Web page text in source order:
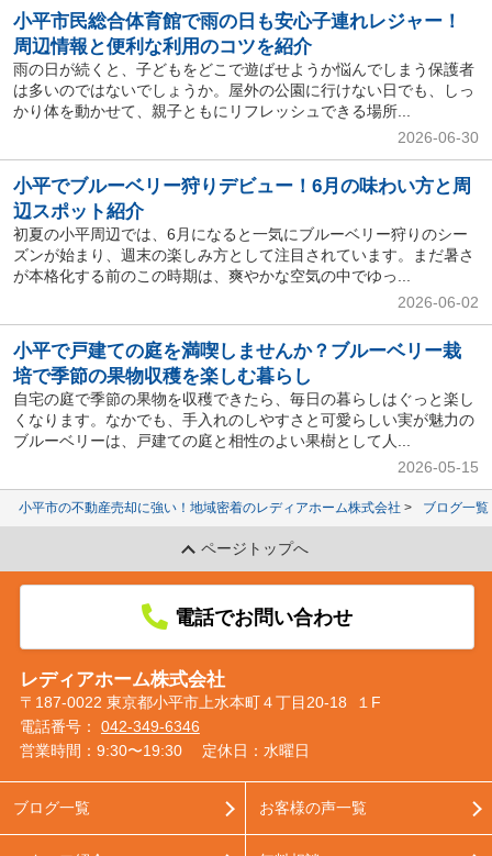
小平市民総合体育館で雨の日も安心子連れレジャー！
周辺情報と便利な利用のコツを紹介
雨の日が続くと、子どもをどこで遊ばせようか悩んでしまう保護者
は多いのではないでしょうか。屋外の公園に行けない日でも、しっ
かり体を動かせて、親子ともにリフレッシュできる場所...
2026-06-30
小平でブルーベリー狩りデビュー！6月の味わい方と周
辺スポット紹介
初夏の小平周辺では、6月になると一気にブルーベリー狩りのシー
ズンが始まり、週末の楽しみ方として注目されています。まだ暑さ
が本格化する前のこの時期は、爽やかな空気の中でゆっ...
2026-06-02
小平で戸建ての庭を満喫しませんか？ブルーベリー栽
培で季節の果物収穫を楽しむ暮らし
自宅の庭で季節の果物を収穫できたら、毎日の暮らしはぐっと楽し
くなります。なかでも、手入れのしやすさと可愛らしい実が魅力の
ブルーベリーは、戸建ての庭と相性のよい果樹として人...
2026-05-15
小平市の不動産売却に強い！地域密着のレディアホーム株式会社 ブログ一覧
ページトップへ
電話でお問い合わせ
レディアホーム株式会社
〒187-0022 東京都小平市上水本町４丁目20-18 １F
電話番号： 042-349-6346
営業時間：9:30〜19:30
定休日：水曜日
ブログ一覧 お客様の声一覧